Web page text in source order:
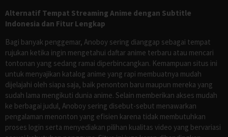
Alternatif Tempat Streaming Anime dengan Subtitle
Indonesia dan Fitur Lengkap
Bagi banyak penggemar, Anoboy sering dianggap sebagai tempat
rujukan ketika ingin mengetahui daftar anime terbaru atau mencari
tontonan yang sedang ramai diperbincangkan. Kemampuan situs ini
untuk menyajikan katalog anime yang rapi membuatnya mudah
dijelajahi oleh siapa saja, baik penonton baru maupun mereka yang
sudah lama mengikuti dunia anime. Selain memberikan akses mudah
ke berbagai judul, Anoboy sering disebut-sebut menawarkan
pengalaman menonton yang efisien karena tidak membutuhkan
proses login serta menyediakan pilihan kualitas video yang bervariasi